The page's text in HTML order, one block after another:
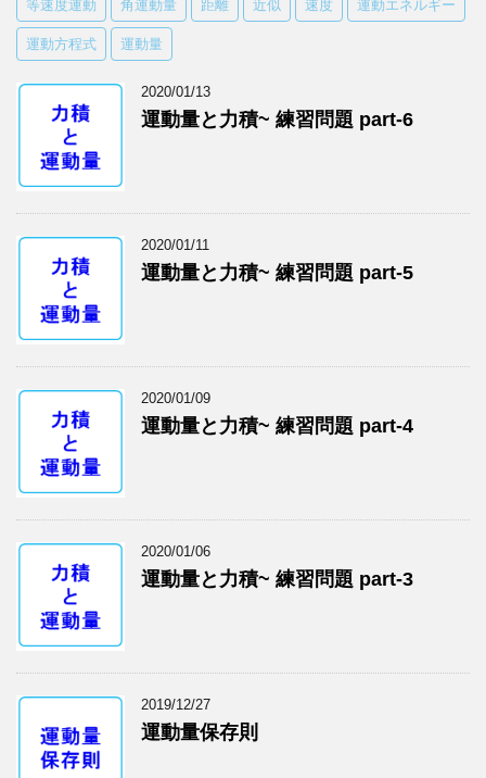
等速度運動 角運動量 距離 近似 速度 運動エネルギー
運動方程式 運動量
2020/01/13
運動量と力積~ 練習問題 part-6
2020/01/11
運動量と力積~ 練習問題 part-5
2020/01/09
運動量と力積~ 練習問題 part-4
2020/01/06
運動量と力積~ 練習問題 part-3
2019/12/27
運動量保存則